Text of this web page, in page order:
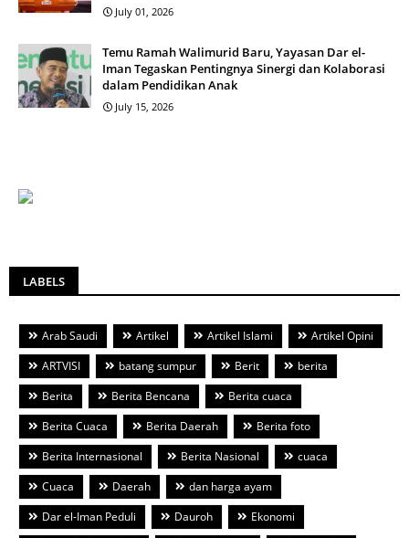
July 01, 2026
Temu Ramah Walimurid Baru, Yayasan Dar el-
Iman Tegaskan Pentingnya Sinergi dan Kolaborasi
dalam Pendidikan Anak
July 15, 2026
LABELS
Arab Saudi Artikel Artikel Islami
Artikel Opini
ARTVISI
batang sumpur Berit
berita
Berita
Berita Bencana
Berita cuaca
Berita Cuaca
Berita Daerah
Berita foto
Berita Internasional
Berita Nasional
cuaca
Cuaca
Daerah
dan harga ayam
Dar el-Iman Peduli
Dauroh
Ekonomi